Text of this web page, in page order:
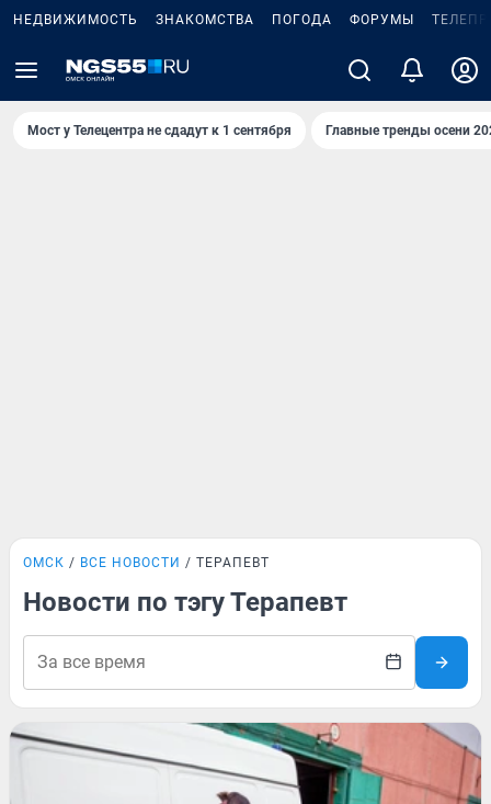
НЕДВИЖИМОСТЬ ЗНАКОМСТВА ПОГОДА ФОРУМЫ
Мост у Телецентра не сдадут к 1 сентября Главные тренды осени
ОМСК ВСЕ НОВОСТИ ТЕРАПЕВТ
Новости по тэгу Терапевт